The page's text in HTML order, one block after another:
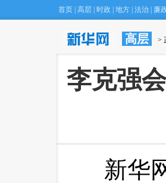
首页 高层 时政 地方 法治 廉
高层 >
李克强
新华